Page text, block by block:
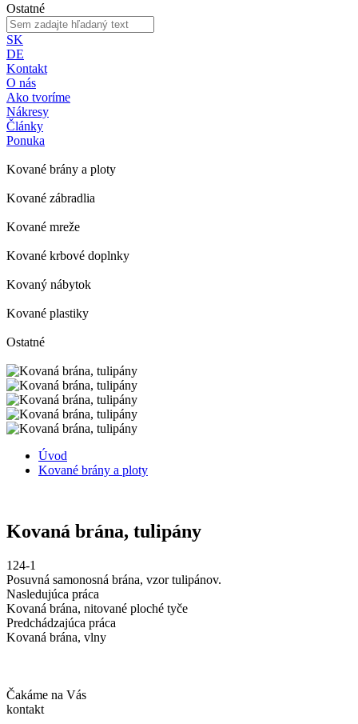
Ostatné
SK
DE
Kontakt
O nás
Ako tvoríme
Nákresy
Články
Ponuka
Kované brány a ploty
Kované zábradlia
Kované mreže
Kované krbové doplnky
Kovaný nábytok
Kované plastiky
Ostatné
Úvod
Kované brány a ploty
Kovaná brána, tulipány
124-1
Posuvná samonosná brána, vzor tulipánov.
Nasledujúca práca
Kovaná brána, nitované ploché tyče
Predchádzajúca práca
Kovaná brána, vlny
Čakáme na Vás
kontakt